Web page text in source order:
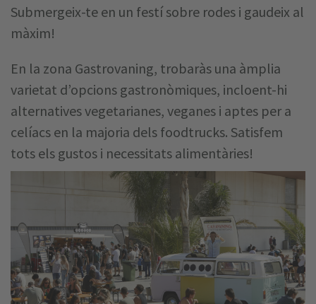
Submergeix-te en un festí sobre rodes i gaudeix al
màxim!
En la zona Gastrovaning, trobaràs una àmplia
varietat d’opcions gastronòmiques, incloent-hi
alternatives vegetarianes, veganes i aptes per a
celíacs en la majoria dels foodtrucks. Satisfem
tots els gustos i necessitats alimentàries!